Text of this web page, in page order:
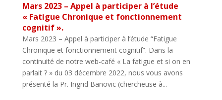
Mars 2023 – Appel à participer à l’étude
« Fatigue Chronique et fonctionnement
cognitif ».
Mars 2023 – Appel à participer à l’étude “Fatigue
Chronique et fonctionnement cognitif”. Dans la
continuité de notre web-café « La fatigue et si on en
parlait ? » du 03 décembre 2022, nous vous avons
présenté la Pr. Ingrid Banovic (chercheuse à...